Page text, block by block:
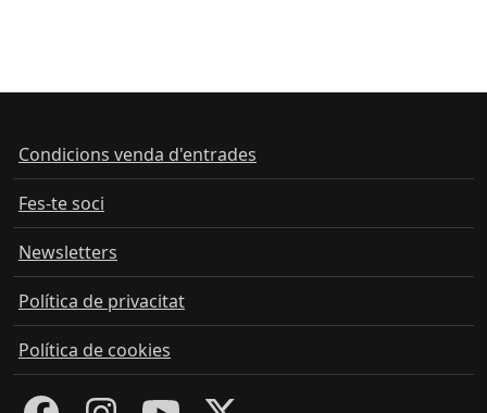
Condicions venda d'entrades
Fes-te soci
Newsletters
Política de privacitat
Política de cookies